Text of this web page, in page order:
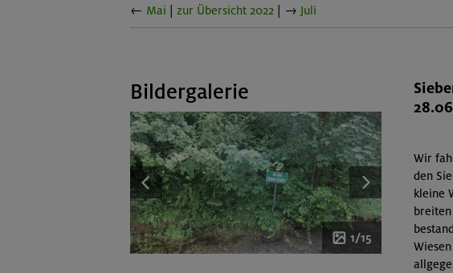
← Mai zur Übersicht 2022 | → Juli
Bildergalerie
1/15
Wir
den
kleine